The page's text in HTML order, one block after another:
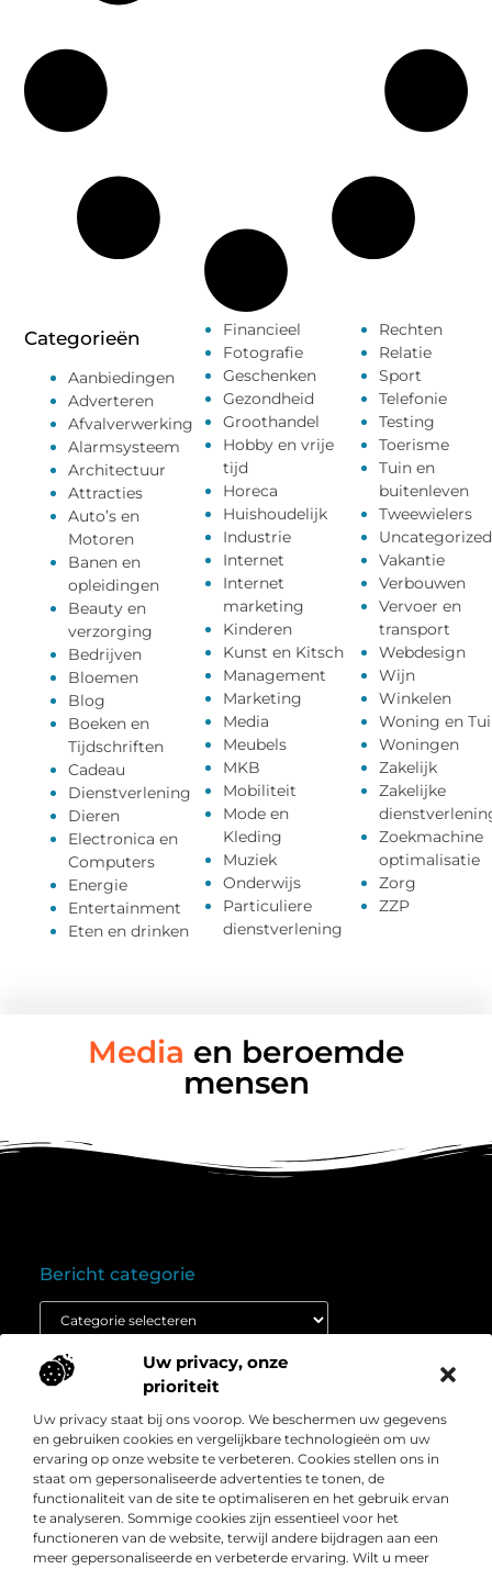
Uw privacy, onze
prioriteit
Uw privacy staat bij ons voorop. We beschermen uw gegevens
en gebruiken cookies en vergelijkbare technologieën om uw
ervaring op onze website te verbeteren. Cookies stellen ons in
staat om gepersonaliseerde advertenties te tonen, de
functionaliteit van de site te optimaliseren en het gebruik ervan
te analyseren. Sommige cookies zijn essentieel voor het
functioneren van de website, terwijl andere bijdragen aan een
meer gepersonaliseerde en verbeterde ervaring. Wilt u meer
Categorieën
Aanbiedingen
Adverteren
Afvalverwerking
Alarmsysteem
Architectuur
Attracties
Auto’s en
Motoren
Banen en
opleidingen
Beauty en
verzorging
Bedrijven
Bloemen
Blog
Boeken en
Tijdschriften
Cadeau
Dienstverlening
Dieren
Electronica en
Computers
Energie
Entertainment
Eten en drinken
Financieel
Fotografie
Geschenken
Gezondheid
Groothandel
Hobby en vrije
tijd
Horeca
Huishoudelijk
Industrie
Internet
Internet
marketing
Kinderen
Kunst en Kitsch
Management
Marketing
Media
Meubels
MKB
Mobiliteit
Mode en
Kleding
Muziek
Onderwijs
Particuliere
dienstverlening
Rechten
Relatie
Sport
Telefonie
Testing
Toerisme
Tuin en
buitenleven
Tweewielers
Uncategorized
Vakantie
Verbouwen
Vervoer en
transport
Webdesign
Wijn
Winkelen
Woning en
Woningen
Zakelijk
Zakelijke
Zoekmachine
optimalisatie
Zorg
ZZP
Media en beroemde
mensen
Over
Bedrijf
” Het platform voor slimme inzichten en
conversieboosts “
Duik in waardevolle content, praktische strategieën en
inspirerende cases die jouw webshop naar een hoger
niveau tillen. Welkom bij Webshop-conversie.nl – jouw
bron voor resultaatgerichte kennis en online groei.
Onze informatie
Bericht categorie